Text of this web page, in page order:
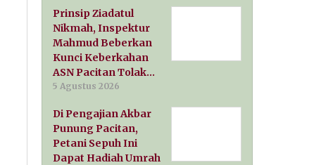
Prinsip Ziadatul
Nikmah, Inspektur
Mahmud Beberkan
Kunci Keberkahan
ASN Pacitan Tolak…
5 Agustus 2026
Di Pengajian Akbar
Punung Pacitan,
Petani Sepuh Ini
Dapat Hadiah Umrah